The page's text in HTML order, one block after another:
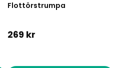
Flottörstrumpa
269 kr